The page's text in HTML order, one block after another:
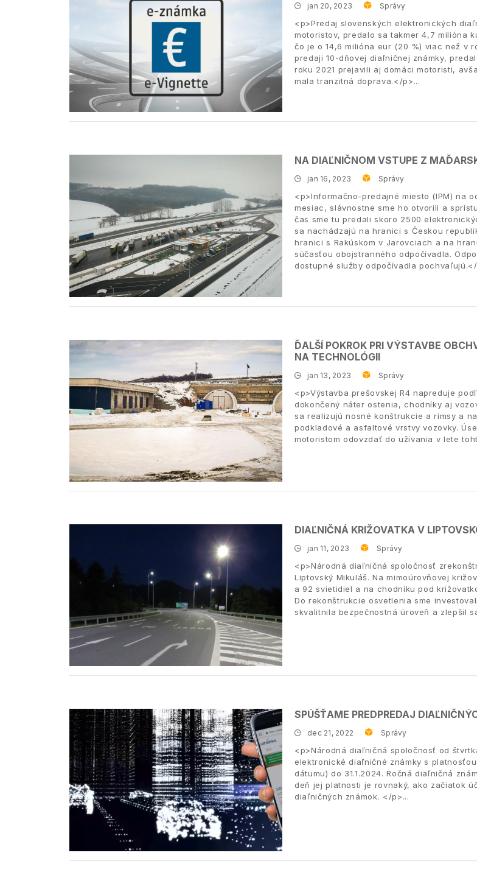
jan 20, 2023 Správy
<p>Predaj slovenských elektronických
motoristov, predalo sa takmer 4,7 milióna
čo je o 14,6 milióna eur (20 %) viac než v
predaji 10-dňovej diaľničnej známky,
roku 2021 prejavili aj domáci motoristi,
mala tranzitná doprava.</p>
NA DIAĽNIČNOM VSTUPE Z
jan 16, 2023 Správy
<p>Informačno-predajné miesto (IPM) na
mesiac, slávnostne sme ho otvorili a
čas sme tu predali skoro 2500
sa nachádzajú na hranici s Českou
hranici s Rakúskom v Jarovciach a na
súčasťou obojstranného odpočívadla.
dostupné služby odpočívadla
ĎALŠÍ POKROK PRI VÝSTAVBE
NA TECHNOLÓGII
jan 13, 2023 Správy
<p>Výstavba prešovskej R4 napreduje
dokončený náter ostenia, chodníky aj
sa realizujú nosné konštrukcie a rímsy a
podkladové a asfaltové vrstvy vozovky.
motoristom odovzdať do užívania v lete
DIAĽNIČNÁ KRIŽOVATKA V
jan 11, 2023 Správy
<p>Národná diaľničná spoločnosť
Liptovský Mikuláš. Na mimoúrovňovej
a 92 svietidiel a na chodníku pod
Do rekonštrukcie osvetlenia sme
skvalitnila bezpečnostná úroveň a zlepšil
SPÚŠŤAME PREDPREDAJ
dec 21, 2022 Správy
<p>Národná diaľničná spoločnosť od
elektronické diaľničné známky s
dátumu) do 31.1.2024. Ročná diaľničná
deň jej platnosti je rovnaký, ako začiatok
diaľničných známok. </p>